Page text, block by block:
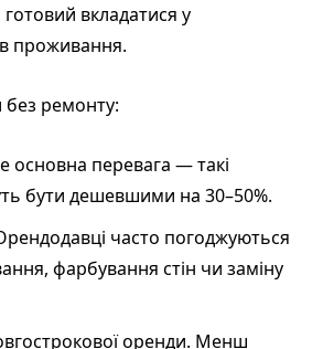
готовий вкладатися у
проживання.
ремонту:
основна перевага — такі
бути дешевшими на 30–50%.
часто погоджуються
фарбування стін чи заміну
оренди. Менш